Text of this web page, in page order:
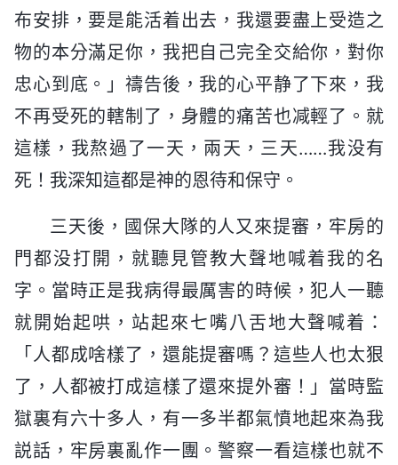
布安排，要是能活着出去，我還要盡上受造之
物的本分滿足你，我把自己完全交給你，對你
忠心到底。」禱告後，我的心平静了下來，我
不再受死的轄制了，身體的痛苦也减輕了。就
這樣，我熬過了一天，兩天，三天……我没有
死！我深知這都是神的恩待和保守。
三天後，國保大隊的人又來提審，牢房的
門都没打開，就聽見管教大聲地喊着我的名
字。當時正是我病得最厲害的時候，犯人一聽
就開始起哄，站起來七嘴八舌地大聲喊着：
「人都成啥樣了，還能提審嗎？這些人也太狠
了，人都被打成這樣了還來提外審！」當時監
獄裏有六十多人，有一多半都氣憤地起來為我
説話，牢房裏亂作一團。警察一看這樣也就不